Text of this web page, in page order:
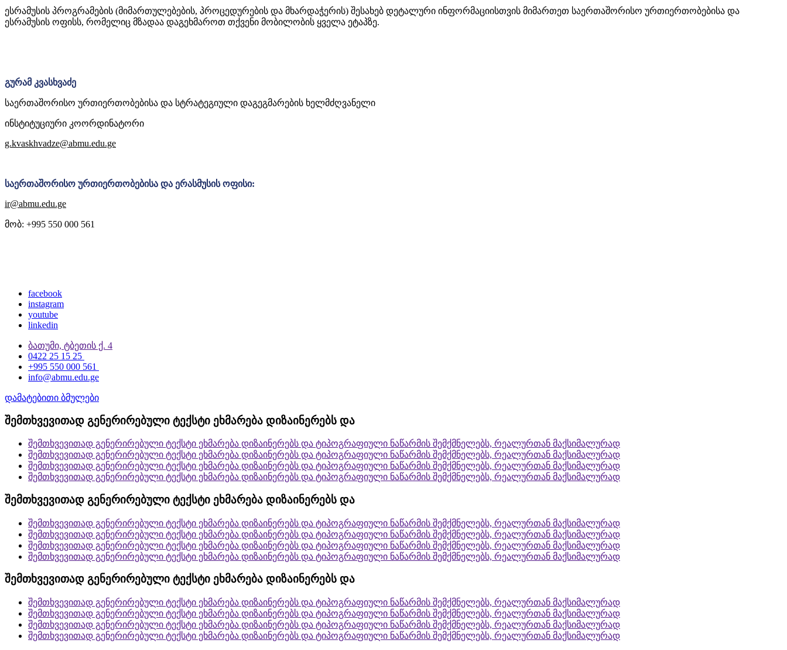
ესრამუსის პროგრამების (მიმართულებების, პროცედურების და მხარდაჭერის) შესახებ დეტალური ინფორმაციისთვის მიმართეთ საერთაშორისო ურთიერთობებისა და
ესრამუსის ოფისს, რომელიც მზადაა დაგეხმაროთ თქვენი მობილობის ყველა ეტაპზე.
გურამ კვასხვაძე
საერთაშორისო ურთიერთობებისა და სტრატეგიული დაგეგმარების ხელმძღვანელი
ინსტიტუციური კოორდინატორი
g.kvaskhvadze@abmu.edu.ge
საერთაშორისო ურთიერთობებისა და ერასმუსის ოფისი:
ir@abmu.edu.ge
მობ: +995 550 000 561
facebook
instagram
youtube
linkedin
ბათუმი, ტბეთის ქ. 4
0422 25 15 25
+995 550 000 561
info@abmu.edu.ge
დამატებითი ბმულები
შემთხვევითად გენერირებული ტექსტი ეხმარება დიზაინერებს და
შემთხვევითად გენერირებული ტექსტი ეხმარება დიზაინერებს და ტიპოგრაფიული ნაწარმის შემქმნელებს, რეალურთან მაქსიმალურად
შემთხვევითად გენერირებული ტექსტი ეხმარება დიზაინერებს და ტიპოგრაფიული ნაწარმის შემქმნელებს, რეალურთან მაქსიმალურად
შემთხვევითად გენერირებული ტექსტი ეხმარება დიზაინერებს და ტიპოგრაფიული ნაწარმის შემქმნელებს, რეალურთან მაქსიმალურად
შემთხვევითად გენერირებული ტექსტი ეხმარება დიზაინერებს და ტიპოგრაფიული ნაწარმის შემქმნელებს, რეალურთან მაქსიმალურად
შემთხვევითად გენერირებული ტექსტი ეხმარება დიზაინერებს და
შემთხვევითად გენერირებული ტექსტი ეხმარება დიზაინერებს და ტიპოგრაფიული ნაწარმის შემქმნელებს, რეალურთან მაქსიმალურად
შემთხვევითად გენერირებული ტექსტი ეხმარება დიზაინერებს და ტიპოგრაფიული ნაწარმის შემქმნელებს, რეალურთან მაქსიმალურად
შემთხვევითად გენერირებული ტექსტი ეხმარება დიზაინერებს და ტიპოგრაფიული ნაწარმის შემქმნელებს, რეალურთან მაქსიმალურად
შემთხვევითად გენერირებული ტექსტი ეხმარება დიზაინერებს და ტიპოგრაფიული ნაწარმის შემქმნელებს, რეალურთან მაქსიმალურად
შემთხვევითად გენერირებული ტექსტი ეხმარება დიზაინერებს და
შემთხვევითად გენერირებული ტექსტი ეხმარება დიზაინერებს და ტიპოგრაფიული ნაწარმის შემქმნელებს, რეალურთან მაქსიმალურად
შემთხვევითად გენერირებული ტექსტი ეხმარება დიზაინერებს და ტიპოგრაფიული ნაწარმის შემქმნელებს, რეალურთან მაქსიმალურად
შემთხვევითად გენერირებული ტექსტი ეხმარება დიზაინერებს და ტიპოგრაფიული ნაწარმის შემქმნელებს, რეალურთან მაქსიმალურად
შემთხვევითად გენერირებული ტექსტი ეხმარება დიზაინერებს და ტიპოგრაფიული ნაწარმის შემქმნელებს, რეალურთან მაქსიმალურად